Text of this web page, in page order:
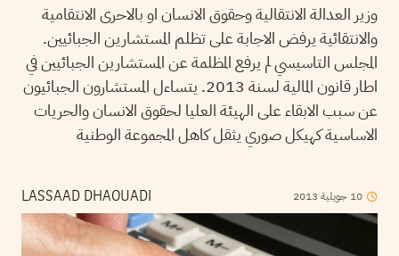
وزير العدالة الانتقالية وحقوق الانسان او بالاحرى الانتقامية
والانتقائية يرفض الاجابة على تظلم المستشارين الجبائيين.
المجلس التاسيسي لم يرفع المظلمة عن المستشارين الجبائيين في
اطار قانون المالية لسنة 2013. يتساءل المستشارون الجبائيون
عن سبب الابقاء على الهيئة العليا لحقوق الانسان والحريات
الاساسية كهيكل صوري يثقل كاهل المجموعة الوطنية
LASSAAD DHAOUADI 10 جويلية 2013